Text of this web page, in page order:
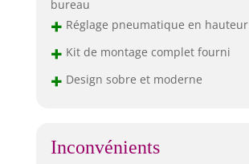
bureau
+ Réglage pneumatique en hauteur
+ Kit de montage complet fourni
+ Design sobre et moderne
Inconvénients